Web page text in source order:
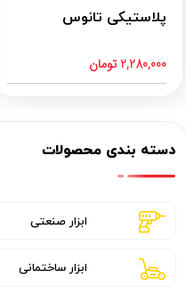
پلاستیکی تانوس
2,280,000تومان
دسته بندی محصولات
ابزار صنعتی
ابزار ساختمانی